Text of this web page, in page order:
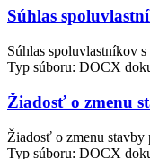
Súhlas
Súhlas spoluvlastníkov
Typ súboru: DOCX
Žiadosť o zmenu
Žiadosť o zmenu
Typ súboru: DOCX